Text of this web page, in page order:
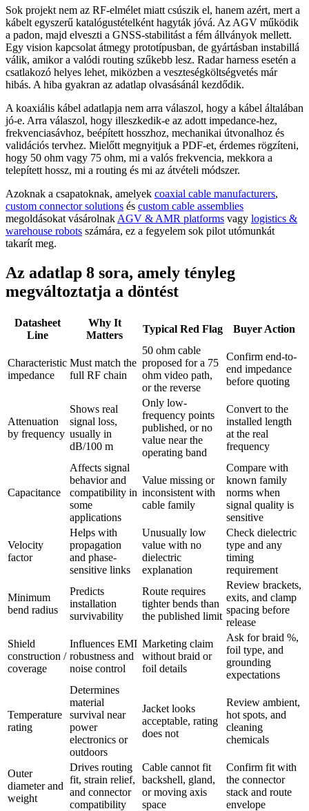
Sok projekt nem az RF-elmélet miatt csúszik el, hanem azért, mert a
kábelt egyszerű katalógustételként hagyták jóvá. Az AGV működik
a padon, majd elveszti a GNSS-stabilitást a fém állványok mellett.
Egy vision kapcsolat átmegy prototípusban, de gyártásban instabillá
válik, amikor a valódi routing szűkebb lesz. Radar harness esetén a
csatlakozó helyes lehet, miközben a veszteségköltségvetés már
hibás. A hiba gyakran az adatlap olvasásánál kezdődik.
A koaxiális kábel adatlapja nem arra válaszol, hogy a kábel általában
jó-e. Arra válaszol, hogy illeszkedik-e az adott impedance-hez,
frekvenciasávhoz, beépített hosszhoz, mechanikai útvonalhoz és
validációs tervhez. Mielőtt megnyitjuk a PDF-et, érdemes rögzíteni,
hogy 50 ohm vagy 75 ohm, mi a valós frekvencia, mekkora a
telepített hossz, mi a routing és mi az átvételi módszer.
Azoknak a csapatoknak, amelyek coaxial cable manufacturers,
custom connector solutions és custom cable assemblies
megoldásokat vásárolnak AGV & AMR platforms vagy logistics &
warehouse robots számára, ez a fegyelem sok pilot utómunkát
takarít meg.
Az adatlap 8 sora, amely tényleg
megváltoztatja a döntést
Datasheet
Line
Why It
Matters
Typical Red Flag Buyer Action
Characteristic
impedance
Must match the
full RF chain
50 ohm cable
proposed for a 75
ohm video path,
or the reverse
Confirm end-to-
end impedance
before quoting
Attenuation
by frequency
Shows real
signal loss,
usually in
dB/100 m
Only low-
frequency points
published, or no
value near the
operating band
Convert to the
installed length
at the real
frequency
Capacitance
Affects signal
behavior and
compatibility in
some
applications
Value missing or
inconsistent with
cable family
Compare with
known family
norms when
signal quality is
sensitive
Velocity
factor
Helps with
propagation
and phase-
sensitive links
Unusually low
value with no
dielectric
explanation
Check dielectric
type and any
timing
requirement
Minimum
bend radius
Predicts
installation
survivability
Route requires
tighter bends than
the published limit
Review brackets,
exits, and clamp
spacing before
release
Shield
construction /
coverage
Influences EMI
robustness and
noise control
Marketing claim
without braid or
foil details
Ask for braid %,
foil type, and
grounding
expectations
Temperature
rating
Determines
material
survival near
power
electronics or
outdoors
Jacket looks
acceptable, rating
does not
Review ambient,
hot spots, and
cleaning
chemicals
Outer
diameter and
weight
Drives routing
fit, strain relief,
and connector
compatibility
Cable cannot fit
backshell, gland,
or moving axis
space
Confirm fit with
the connector
stack and route
envelope